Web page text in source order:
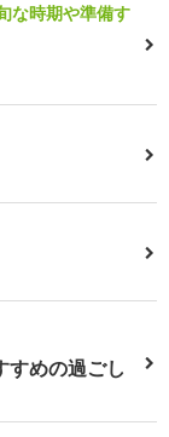
な時期や準備す
すめの過ごし